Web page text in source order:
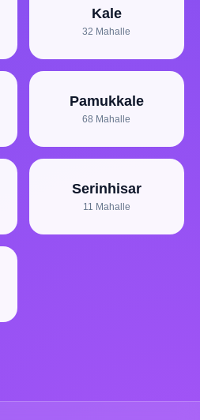
Kale
32 Mahalle
Pamukkale
68 Mahalle
Serinhisar
11 Mahalle